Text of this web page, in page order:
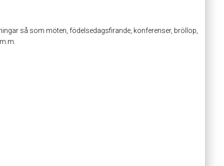
så som möten, födelsedagsfirande, konferenser, bröllop,